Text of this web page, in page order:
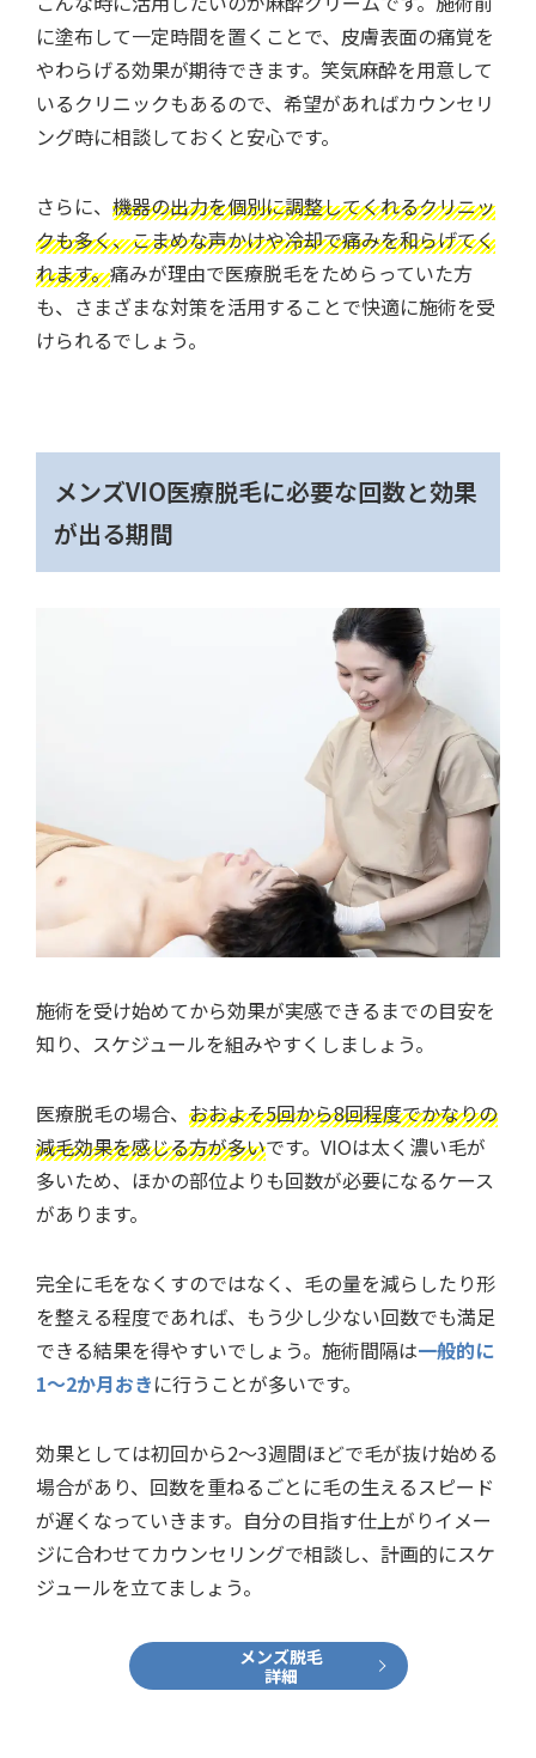
に塗布して一定時間を置くことで、皮膚表面の痛覚を
やわらげる効果が期待できます。笑気麻酔を用意して
いるクリニックもあるので、希望があればカウンセリ
ング時に相談しておくと安心です。
さらに、 機器の出力を個別に調整してくれるクリニッ
クも多く、こまめな声かけや冷却で痛みを和らげてく
れます。痛みが理由で医療脱毛をためらっていた方
も、さまざまな対策を活用することで快適に施術を受
けられるでしょう。
メンズVIO医療脱毛に必要な回数と効果
が出る期間
施術を受け始めてから効果が実感できるまでの目安を
知り、スケジュールを組みやすくしましょう。
医療脱毛の場合、 おおよそ5回から8回程度でかなりの
減毛効果を感じる方が多いです。VIOは太く濃い毛が
多いため、ほかの部位よりも回数が必要になるケース
があります。
完全に毛をなくすのではなく、毛の量を減らしたり形
を整える程度であれば、もう少し少ない回数でも満足
できる結果を得やすいでしょう。施術間隔は一般的に
1〜2か月おきに行うことが多いです。
効果としては初回から2〜3週間ほどで毛が抜け始める
場合があり、回数を重ねるごとに毛の生えるスピード
が遅くなっていきます。自分の目指す仕上がりイメー
ジに合わせてカウンセリングで相談し、計画的にスケ
ジュールを立てましょう。
メンズ脱毛
詳細